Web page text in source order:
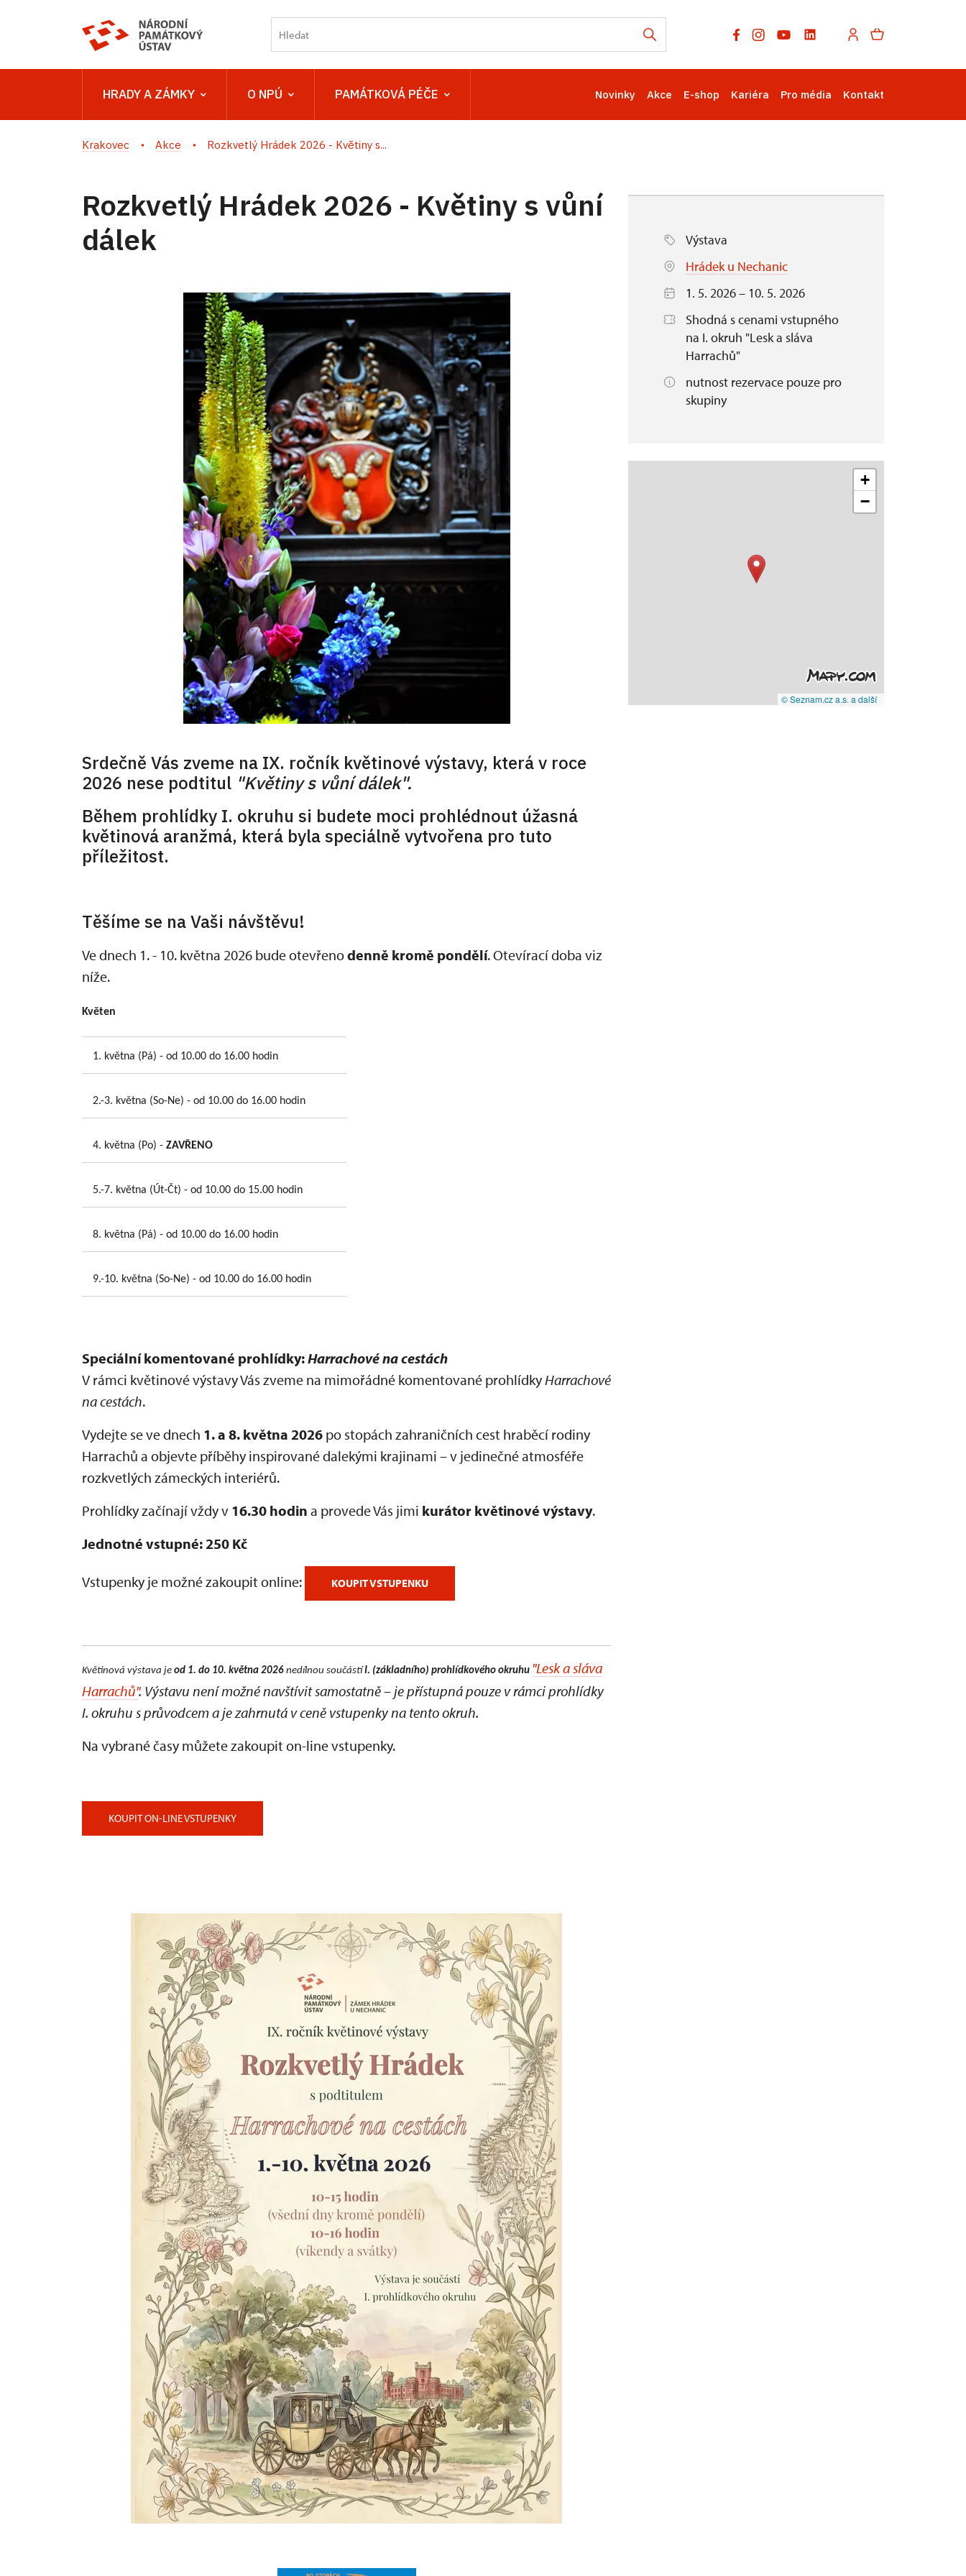
HRADY A ZÁMKY O NPÚ PAMÁTKOVÁ PÉČE Novinky Akce E-shop Kariéra Pro média Kontakt
Krakovec Akce Rozkvetlý Hrádek 2026 - Květiny s...
Rozkvetlý Hrádek 2026 - Květiny s vůní
dálek
Srdečně Vás zveme na IX. ročník květinové výstavy, která v roce
2026 nese podtitul "Květiny s vůní dálek".
Během prohlídky I. okruhu si budete moci prohlédnout úžasná
květinová aranžmá, která byla speciálně vytvořena pro tuto
příležitost.
Těšíme se na Vaši návštěvu!
Ve dnech 1. - 10. května 2026 bude otevřenodenně kromě pondělí. Otevírací doba viz
níže.
Květen
1. května (Pá) - od 10.00 do 16.00 hodin
2.-3. května (So-Ne) - od 10.00 do 16.00 hodin
4. května (Po) - ZAVŘENO
5.-7. května (Út-Čt) - od 10.00 do 15.00 hodin
8. května (Pá) - od 10.00 do 16.00 hodin
9.-10. května (So-Ne) - od 10.00 do 16.00 hodin
Speciální komentované prohlídky:Harrachové na cestách
V rámci květinové výstavy Vás zveme na mimořádné komentované prohlídky Harrachové
na cestách.
Vydejte se ve dnech 1. a 8. května 2026 po stopách zahraničních cest hraběcí rodiny
Harrachů a objevte příběhy inspirované dalekými krajinami – v jedinečné atmosféře
rozkvetlých zámeckých interiérů.
Prohlídky začínají vždy v 16.30 hodin a provede Vás jimi kurátor květinové výstavy.
Jednotné vstupné: 250 Kč
Vstupenky je možné zakoupit online: KOUPIT VSTUPENKU
Květinová výstava je od 1. do 10. května 2026 nedílnou součástíI. (základního) prohlídkového okruhu "Lesk a sláva
Harrachů". Výstavu není možné navštívit samostatně – je přístupná pouze v rámci prohlídky
I. okruhu s průvodcem a je zahrnutá v ceně vstupenky na tento okruh.
Na vybrané časy můžete zakoupit on-line vstupenky.
KOUPIT ON-LINE VSTUPENKY
Výstava
Hrádek u Nechanic
1. 5. 2026 – 10. 5. 2026
Shodná s cenami vstupného
na I. okruh "Lesk a sláva
Harrachů"
nutnost rezervace pouze pro
skupiny
+
−
© Seznam.cz a.s. a další